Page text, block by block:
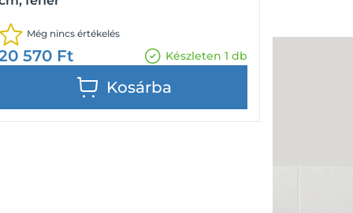
Még nincs értékelés
570 Ft Készleten 1 db
Kosárba